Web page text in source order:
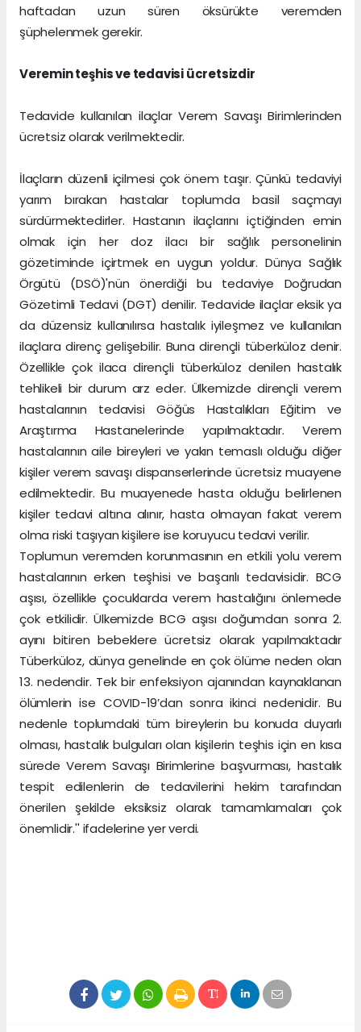
haftadan uzun süren öksürükte veremden
şüphelenmek gerekir.
Veremin teşhis ve tedavisi ücretsizdir
Tedavide kullanılan ilaçlar Verem Savaşı Birimlerinden
ücretsiz olarak verilmektedir.
İlaçların düzenli içilmesi çok önem taşır. Çünkü tedaviyi
yarım bırakan hastalar toplumda basil saçmayı
sürdürmektedirler. Hastanın ilaçlarını içtiğinden emin
olmak için her doz ilacı bir sağlık personelinin
gözetiminde içirtmek en uygun yoldur. Dünya Sağlık
Örgütü (DSÖ)'nün önerdiği bu tedaviye Doğrudan
Gözetimli Tedavi (DGT) denilir. Tedavide ilaçlar eksik ya
da düzensiz kullanılırsa hastalık iyileşmez ve kullanılan
ilaçlara direnç gelişebilir. Buna dirençli tüberküloz denir.
Özellikle çok ilaca dirençli tüberküloz denilen hastalık
tehlikeli bir durum arz eder. Ülkemizde dirençli verem
hastalarının tedavisi Göğüs Hastalıkları Eğitim ve
Araştırma Hastanelerinde yapılmaktadır. Verem
hastalarının aile bireyleri ve yakın temaslı olduğu diğer
kişiler verem savaşı dispanserlerinde ücretsiz muayene
edilmektedir. Bu muayenede hasta olduğu belirlenen
kişiler tedavi altına alınır, hasta olmayan fakat verem
olma riski taşıyan kişilere ise koruyucu tedavi verilir.
Toplumun veremden korunmasının en etkili yolu verem
hastalarının erken teşhisi ve başarılı tedavisidir. BCG
aşısı, özellikle çocuklarda verem hastalığını önlemede
çok etkilidir. Ülkemizde BCG aşısı doğumdan sonra 2.
ayını bitiren bebeklere ücretsiz olarak yapılmaktadır
Tüberküloz, dünya genelinde en çok ölüme neden olan
13. nedendir. Tek bir enfeksiyon ajanından kaynaklanan
ölümlerin ise COVID-19’dan sonra ikinci nedenidir. Bu
nedenle toplumdaki tüm bireylerin bu konuda duyarlı
olması, hastalık bulguları olan kişilerin teşhis için en kısa
sürede Verem Savaşı Birimlerine başvurması, hastalık
tespit edilenlerin de tedavilerini hekim tarafından
önerilen şekilde eksiksiz olarak tamamlamaları çok
önemlidir.'' ifadelerine yer verdi.